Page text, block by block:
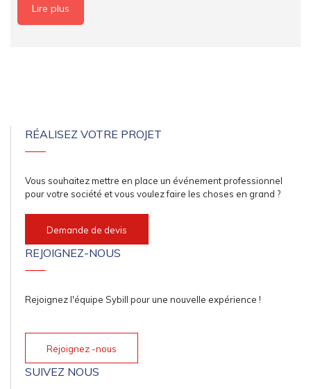
Lire plus
RÉALISEZ VOTRE PROJET
Vous souhaitez mettre en place un événement professionnel
pour votre société et vous voulez faire les choses en grand ?
Demande de devis
REJOIGNEZ-NOUS
Rejoignez l'équipe Sybill pour une nouvelle expérience !
Rejoignez -nous
SUIVEZ NOUS